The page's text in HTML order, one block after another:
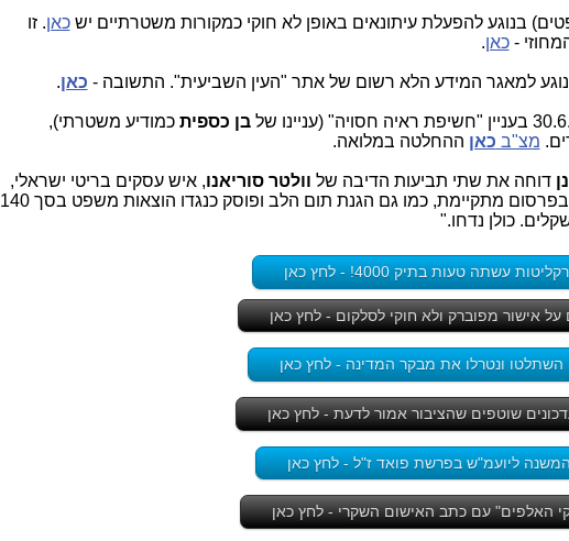
בנוגע להפעלת עיתונאים באופן לא חוקי כמקורות משטרתיים ישכאן. זו
-כאן.
למאגר המידע הלא רשום של אתר "העין השביעית". התשובה - כאן.
בן כספית כמודיע משטרתי),
מצ"ב כאן ההחלטה במלואה.
דוחה את שתי תביעות הדיבה של וולטר סוריאנו, איש עסקים בריטי ישראלי,
, כנגדי, קובע ששתיהן הן תביעות השתקה, שהגנת אמת בפרסום מתקיימת, כמו גם הגנת תום הלב ופוסק כנגדו הוצאות משפט בסך 140
טעות בתיק 4000! - לחץ כאן
אישור מפוברק ולא חוקי לסלקום - לחץ כאן
ונטרלו את מבקר המדינה - לחץ כאן
שוטפים שהציבור אמור לדעת - לחץ כאן
ליועמ"ש בפרשת פואד ז"ל - לחץ כאן
האלפים" עם כתב האישום השקרי - לחץ כאן